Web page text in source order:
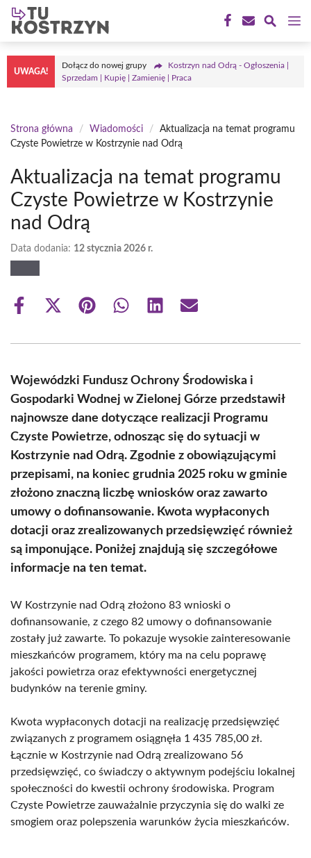
Przejdź
treści
UWAGA!
Dołącz do nowej grupy
Kostrzyn nad Odrą - Ogłoszenia |
Sprzedam | Kupię | Zamienię | Praca
Strona główna / Wiadomości /
Aktualizacja na temat programu
Czyste Powietrze w Kostrzynie nad Odrą
Aktualizacja na temat programu
Czyste Powietrze w Kostrzynie
nad Odrą
Data dodania: 12 stycznia 2026 r.
Share
Share
(Twitter)
Share Share Share Share
Wojewódzki Fundusz Ochrony Środowiska i
Gospodarki Wodnej w Zielonej Górze przedstawił
najnowsze dane dotyczące realizacji Programu
Czyste Powietrze, odnosząc się do sytuacji w
Kostrzynie nad Odrą. Zgodnie z obowiązującymi
przepisami, na koniec grudnia 2025 roku w gminie
złożono znaczną liczbę wniosków oraz zawarto
umowy o dofinansowanie. Kwota wypłaconych
dotacji oraz zrealizowanych przedsięwzięć również
są imponujące. Poniżej znajdują się szczegółowe
informacje na ten temat.
W Kostrzynie nad Odrą złożono 83 wnioski o
dofinansowanie, z czego 82 umowy o dofinansowanie
zostały już zawarte. To pokazuje wysokie zainteresowanie
mieszkańców programem, który ma na celu poprawę
jakości powietrza oraz efektywności energetycznej
budynków na terenie gminy.
Kwota wypłaconych dotacji na realizację przedsięwzięć
związanych z programem osiągnęła 1 435 785,00 zł.
Łącznie w Kostrzynie nad Odrą zrealizowano 56
przedsięwzięć, co świadczy o aktywnym podejściu lokalnej
społeczności do kwestii ochrony środowiska. Program
Czyste Powietrze zauważalnie przyczynia się do walki ze
smogiem oraz polepszenia warunków życia mieszkańców.